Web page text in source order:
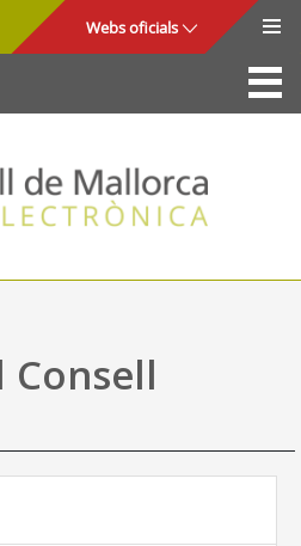
Webs oficials
La Seu
Consell de Mallorca
Accés i seguretat
Utilitats
Ajuda
Consell